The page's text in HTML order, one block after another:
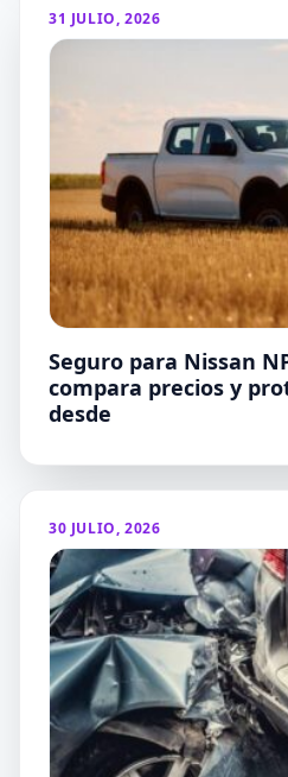
31 JULIO, 2026
Seguro para Nissan
compara precios y
desde
30 JULIO, 2026